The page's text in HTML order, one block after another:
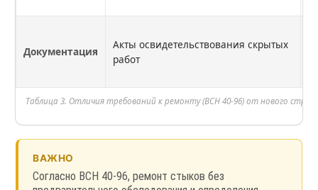
Таблица 3. Отличия требований к ремонту (ВСН 40-96) от нового
Документация
Акты освидетельствования скрытых
работ
ВАЖНО
Согласно ВСН 40-96, ремонт стыков без